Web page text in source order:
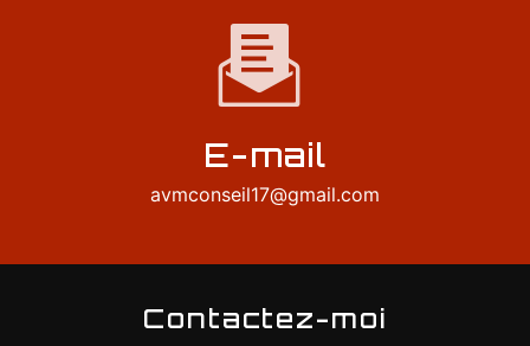
E-mail
avmconseil17@gmail.com
Contactez-moi